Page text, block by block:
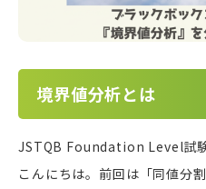
境界値分析とは
JSTQB Foundation Level試験
こんにちは。前回は「同値分